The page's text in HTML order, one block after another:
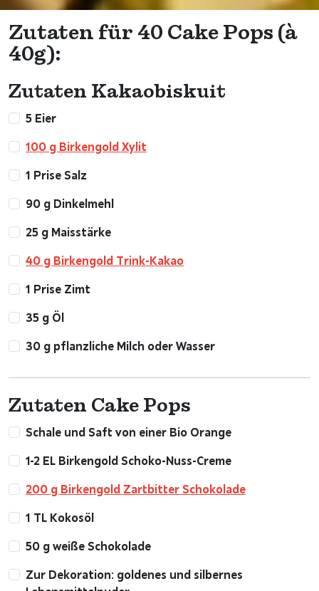
Zutaten für 40 Cake Pops (à
40g):
Zutaten Kakaobiskuit
5 Eier
100 g Birkengold Xylit
1 Prise Salz
90 g Dinkelmehl
25 g Maisstärke
40 g Birkengold Trink-Kakao
1 Prise Zimt
35 g Öl
30 g pflanzliche Milch oder Wasser
Zutaten Cake Pops
Schale und Saft von einer Bio Orange
1-2 EL Birkengold Schoko-Nuss-Creme
200 g Birkengold Zartbitter Schokolade
1 TL Kokosöl
50 g weiße Schokolade
Zur Dekoration: goldenes und silbernes